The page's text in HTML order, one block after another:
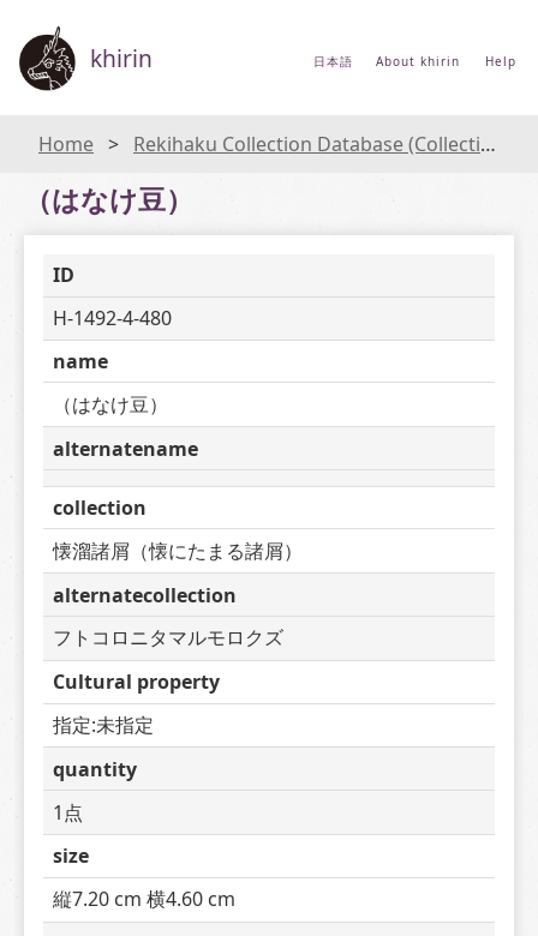
khirin 日本語 About khirin Help
Home Rekihaku Collection Database (Collections Database of the National Museum of Japanese History)
（はなけ豆）
ID
H-1492-4-480
name
（はなけ豆）
alternatename
collection
懐溜諸屑（懐にたまる諸屑）
alternatecollection
フトコロニタマルモロクズ
Cultural property
指定:未指定
quantity
1点
size
縦7.20 cm 横4.60 cm